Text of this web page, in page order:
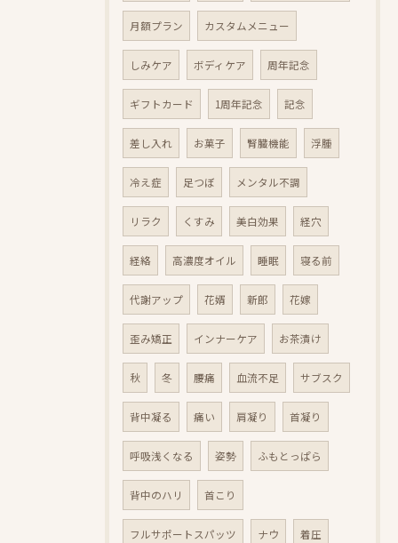
月額プラン カスタムメニュー
しみケア ボディケア 周年記念
ギフトカード 1周年記念 記念
差し入れ お菓子 腎臓機能 浮腫
冷え症 足つぼ メンタル不調
リラク くすみ 美白効果 経穴
経絡 高濃度オイル 睡眠 寝る前
代謝アップ 花婿 新郎 花嫁
歪み矯正 インナーケア お茶漬け
秋 冬 腰痛 血流不足 サブスク
背中凝る 痛い 肩凝り 首凝り
呼吸浅くなる 姿勢 ふもとっぱら
背中のハリ 首こり
フルサポートスパッツ ナウ 着圧